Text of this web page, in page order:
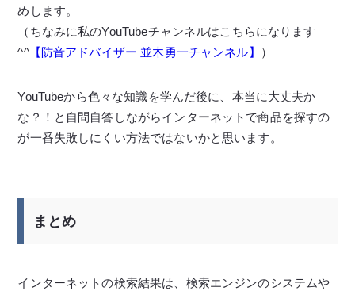
めします。
（ちなみに私のYouTubeチャンネルはこちらになります
^^【防音アドバイザー 並木勇一チャンネル】 ）
YouTubeから色々な知識を学んだ後に、本当に大丈夫か
な？！と自問自答しながらインターネットで商品を探すの
が一番失敗しにくい方法ではないかと思います。
まとめ
インターネットの検索結果は、検索エンジンのシステムや